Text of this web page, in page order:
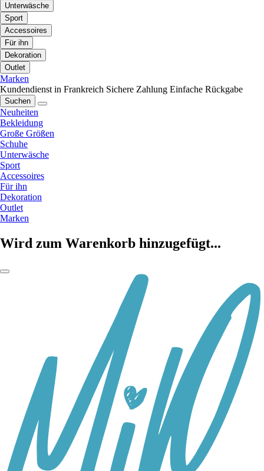
Unterwäsche
Sport
Accessoires
Für ihn
Dekoration
Outlet
Marken
Kundendienst in Frankreich Sichere Zahlung Einfache Rückgabe
Suchen
Neuheiten
Bekleidung
Große Größen
Schuhe
Unterwäsche
Sport
Accessoires
Für ihn
Dekoration
Outlet
Marken
Wird zum Warenkorb hinzugefügt...